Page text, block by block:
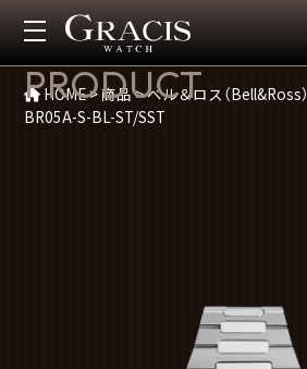
商品紹介
PRODUCT
HOME>商品>ベル＆ロス（Bell&Ross）
BR05A-S-BL-ST/SST